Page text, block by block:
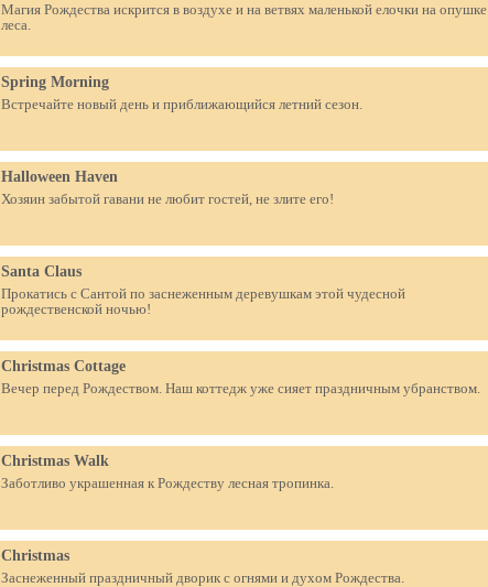
Магия Рождества искрится в воздухе и на ветвях маленькой елочки на опушке
леса.
Spring Morning
Встречайте новый день и приближающийся летний сезон.
Halloween Haven
Хозяин забытой гавани не любит гостей, не злите его!
Santa Claus
Прокатись с Сантой по заснеженным деревушкам этой чудесной
рождественской ночью!
Christmas Cottage
Вечер перед Рождеством. Наш коттедж уже сияет праздничным убранством.
Christmas Walk
Заботливо украшенная к Рождеству лесная тропинка.
Christmas
Заснеженный праздничный дворик с огнями и духом Рождества.